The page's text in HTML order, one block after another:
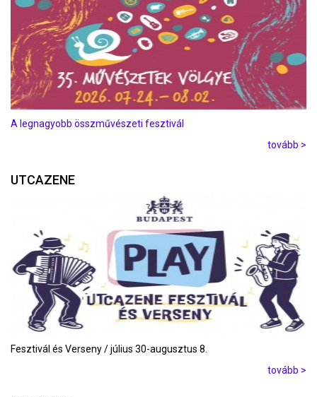
A legnagyobb összművészeti fesztivál
tovább >
UTCAZENE
Fesztivál és Verseny / július 30-augusztus 8.
tovább >